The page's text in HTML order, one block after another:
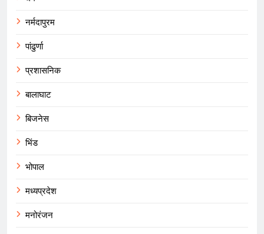
नर्मदापुरम
पांढुर्णा
प्रशासनिक
बालाघाट
बिजनेस
भिंड
भोपाल
मध्यप्रदेश
मनोरंजन